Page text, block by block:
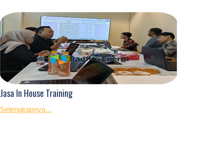
Jasa In House Training
Selengkapnya...